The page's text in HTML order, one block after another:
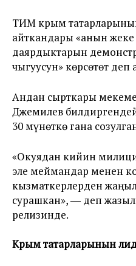
ТИМ крым
айткандары «анын
даярдыктарын
чыгуусун» көрсөтөт деп
Андан сырткары
Джемилев
30 мүнөткө гана
«Окуядан кийин
эле меймандар менен
кызматкерлерден
сурашкан», ― деп
релизинде.
Крым татарларынын